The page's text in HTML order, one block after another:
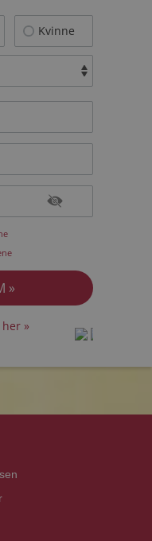
Kvinne
»